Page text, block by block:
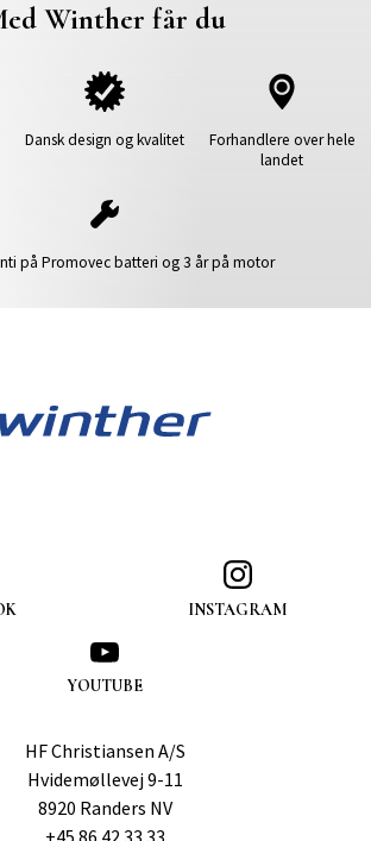
Winther får du
Dansk design og kvalitet
Forhandlere over hele
landet
på Promovec batteri og 3 år på motor
INSTAGRAM
YOUTUBE
HF Christiansen A/S
Hvidemøllevej 9-11
8920 Randers NV
+45 86 42 33 33